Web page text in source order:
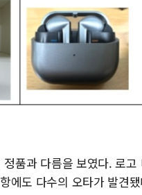
품과 다름을 보였다. 로
에도 다수의 오타가 발견